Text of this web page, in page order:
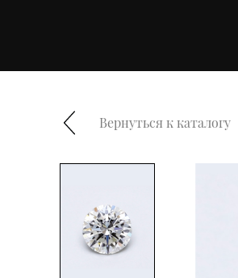
Вернуться к каталогу